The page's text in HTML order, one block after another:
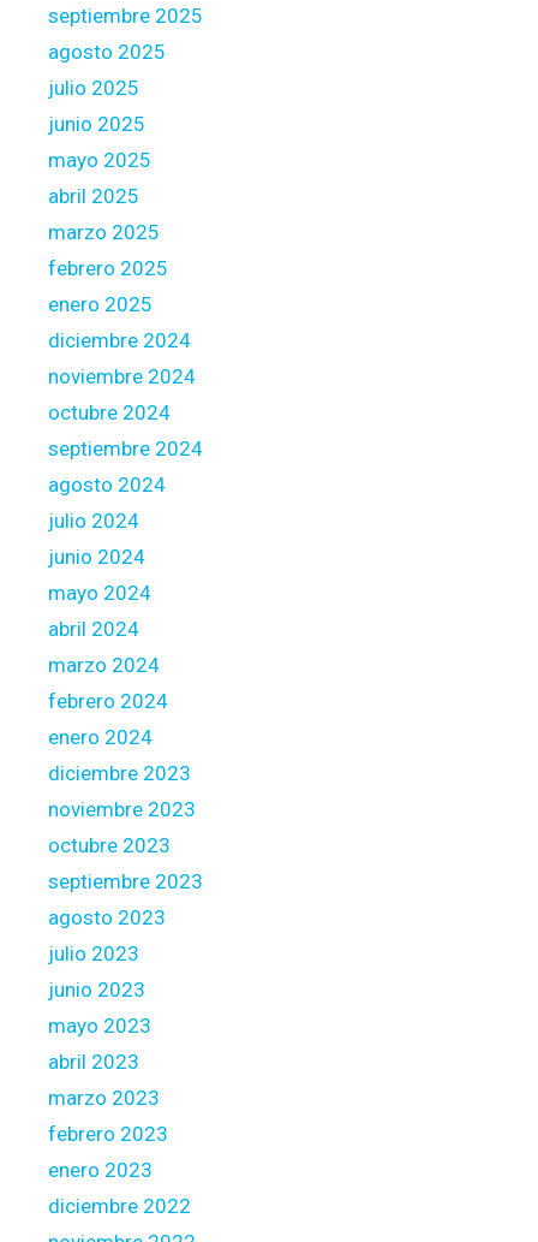
p
a
m
e
n
t
t
o
w
d
s
t
h
b
u
i
l
i
n
g
$
1
9
6
i
l
l
i
n
e
septiembre 2025
agosto 2025
julio 2025
junio 2025
mayo 2025
abril 2025
marzo 2025
febrero 2025
enero 2025
diciembre 2024
noviembre 2024
octubre 2024
septiembre 2024
agosto 2024
julio 2024
junio 2024
mayo 2024
abril 2024
marzo 2024
febrero 2024
enero 2024
diciembre 2023
noviembre 2023
octubre 2023
septiembre 2023
agosto 2023
julio 2023
junio 2023
mayo 2023
abril 2023
marzo 2023
febrero 2023
enero 2023
diciembre 2022